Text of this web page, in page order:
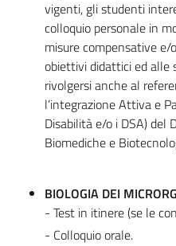
vigenti, gli studenti
colloquio personale in
misure compensative e/
obiettivi didattici ed alle
rivolgersi anche al
l’integrazione Attiva e
Disabilità e/o i DSA) del
Biomediche e
BIOLOGIA DEI
- Test in itinere (se le
- Colloquio orale.